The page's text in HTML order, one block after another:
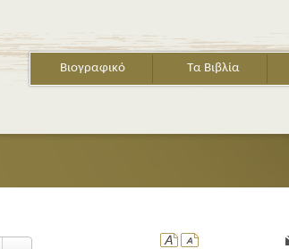
Βιογραφικό Τα Βιβλία